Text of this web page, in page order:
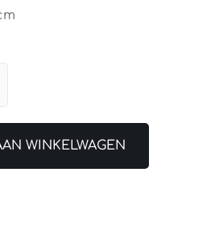
WINKELWAGEN